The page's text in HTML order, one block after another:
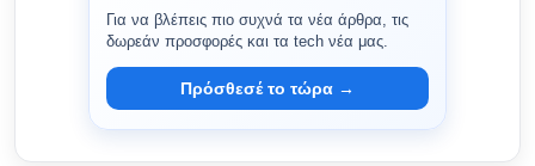
Για να βλέπεις πιο συχνά τα νέα άρθρα, τις
δωρεάν προσφορές και τα tech νέα μας.
Πρόσθεσέ το τώρα →